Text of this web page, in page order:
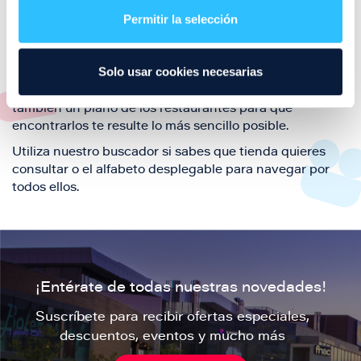
Permitir la selección
Solo usar cookies necesarias
también de nuestra oferta de ocio y shopping durante
podrás encontrar toda la información necesaria de
cada una de nuestras marcas. Sus datos de contacto y
también un plano de los restaurantes para que
encontrarlos te resulte lo más sencillo posible.
Utiliza nuestro buscador si sabes que tienda quieres
consultar o el alfabeto desplegable para navegar por
todos ellos.
¡Entérate de todas nuestras novedades!
Suscríbete para recibir ofertas especiales,
descuentos, eventos y mucho más